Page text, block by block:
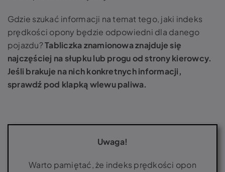
Gdzie szukać informacji na temat tego, jaki indeks
prędkości opony będzie odpowiedni dla danego
pojazdu?Tabliczka znamionowa znajduje się
najczęściej na słupku lub progu od strony kierowcy.
Jeśli brakuje na nich konkretnych informacji,
sprawdź pod klapką wlewu paliwa.
Uwaga!
Warto pamiętać, że indeks prędkości opon